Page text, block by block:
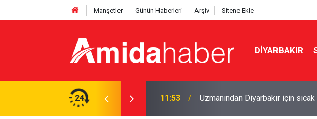
Manşetler Günün Haberleri Arşiv Sitene Ekle
DIYARBAKIR
24
denetimi: Arananlar yakalandı 11:53 Uzmanından Diyarbakır için